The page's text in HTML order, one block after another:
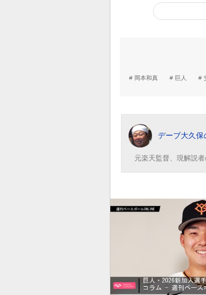
岡本和真 巨人
デーブ大久保
元楽天監督、現解説